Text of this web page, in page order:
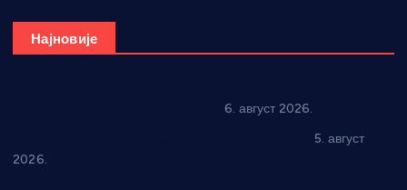
Најновије
6. август 2026.
5. август
2026.